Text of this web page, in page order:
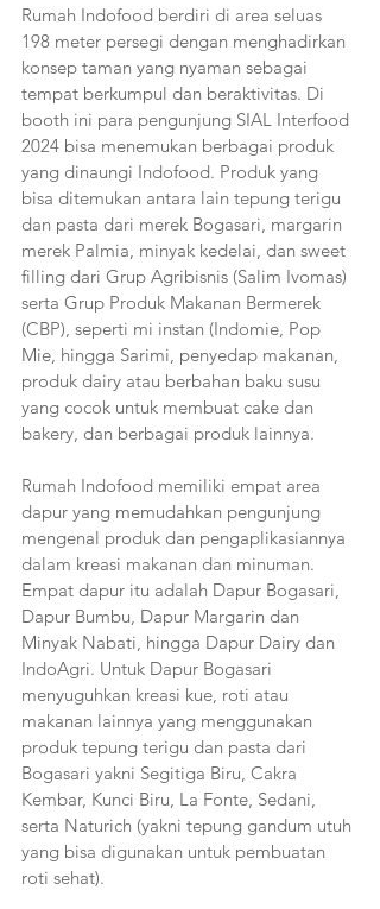
Rumah Indofood berdiri di area seluas
198 meter persegi dengan menghadirkan
konsep taman yang nyaman sebagai
tempat berkumpul dan beraktivitas. Di
booth ini para pengunjung SIAL Interfood
2024 bisa menemukan berbagai produk
yang dinaungi Indofood. Produk yang
bisa ditemukan antara lain tepung terigu
dan pasta dari merek Bogasari, margarin
merek Palmia, minyak kedelai, dan sweet
filling dari Grup Agribisnis (Salim Ivomas)
serta Grup Produk Makanan Bermerek
(CBP), seperti mi instan (Indomie, Pop
Mie, hingga Sarimi, penyedap makanan,
produk dairy atau berbahan baku susu
yang cocok untuk membuat cake dan
bakery, dan berbagai produk lainnya.
Rumah Indofood memiliki empat area
dapur yang memudahkan pengunjung
mengenal produk dan pengaplikasiannya
dalam kreasi makanan dan minuman.
Empat dapur itu adalah Dapur Bogasari,
Dapur Bumbu, Dapur Margarin dan
Minyak Nabati, hingga Dapur Dairy dan
IndoAgri. Untuk Dapur Bogasari
menyuguhkan kreasi kue, roti atau
makanan lainnya yang menggunakan
produk tepung terigu dan pasta dari
Bogasari yakni Segitiga Biru, Cakra
Kembar, Kunci Biru, La Fonte, Sedani,
serta Naturich (yakni tepung gandum utuh
yang bisa digunakan untuk pembuatan
roti sehat).